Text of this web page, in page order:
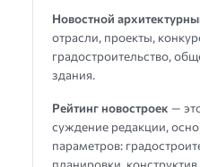
Новостной
отрасли, проекты,
градостроительство,
здания.
Рейтинг новостроек —
суждение редакции,
параметров:
планировки,